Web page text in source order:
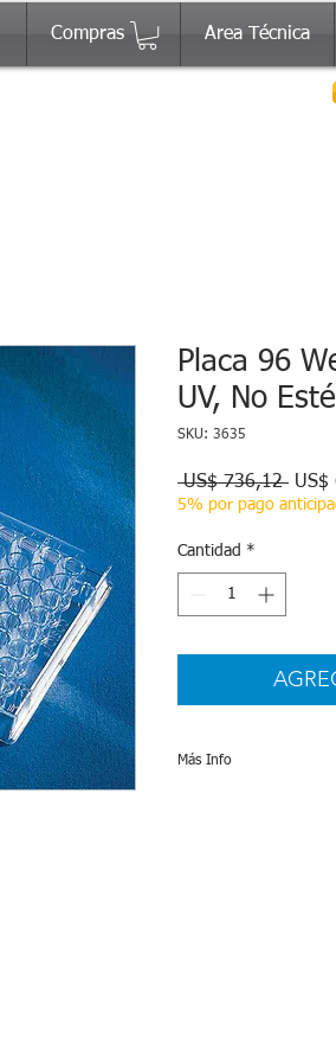
Compras Area Técnica
Placa 96
UV, No
SKU: 3635
US$ 736,12 US$
5% por pago
Cantidad *
Más Info